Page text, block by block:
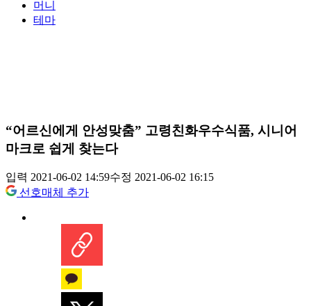
머니
테마
“어르신에게 안성맞춤” 고령친화우수식품, 시니어
마크로 쉽게 찾는다
입력 2021-06-02 14:59수정 2021-06-02 16:15
선호매체 추가